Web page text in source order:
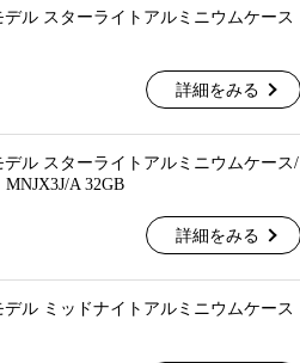
デル スターライトアルミニウムケース
詳細をみる
デル スターライトアルミニウムケース/
A 32GB
詳細をみる
デル ミッドナイトアルミニウムケース